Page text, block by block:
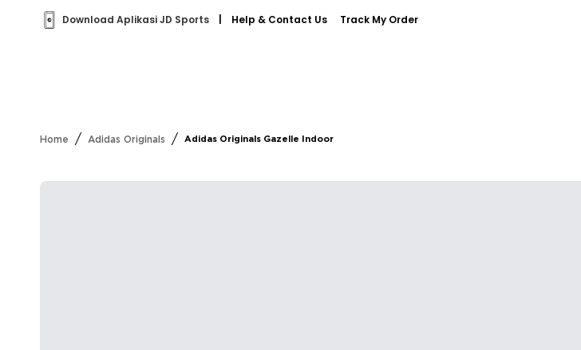
Download Aplikasi JD Sports Help & Contact Us Track My Order
Home / Adidas Originals / Adidas Originals Gazelle Indoor